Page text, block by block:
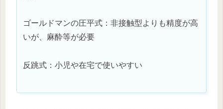
ゴールドマンの圧平式：非接触型よりも精度が高
いが、麻酔等が必要
反跳式：小児や在宅で使いやすい